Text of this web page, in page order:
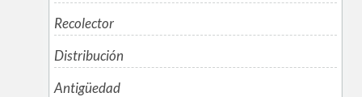
Recolector
Distribución
Antigüedad